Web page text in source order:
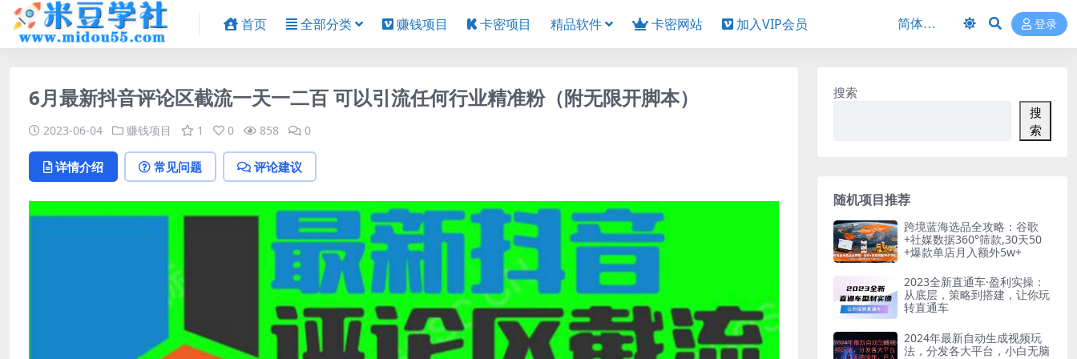
首页 全部分类 赚钱项目 卡密项目 精品软件 卡密网站 加入VIP会员 登录
6月最新抖音评论区截流一天一二百 可以引流任何行业精准粉（附无限开脚本）
2023-06-04 赚钱项目 1 0 858 0
详情介绍 常见问题 评论建议
搜索
搜
索
随机项目推荐
跨境蓝海选品全攻略：谷歌
+社媒数据360°筛款,30天50
+爆款单店月入额外5w+
2023全新直通车·盈利实操：
从底层，策略到搭建，让你玩
转直通车
2024年最新自动生成视频玩
法，分发各大平台，小白无脑